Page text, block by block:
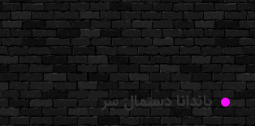
باندانا دستمال سر